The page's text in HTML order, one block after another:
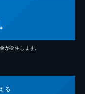
※
が発生します。
る